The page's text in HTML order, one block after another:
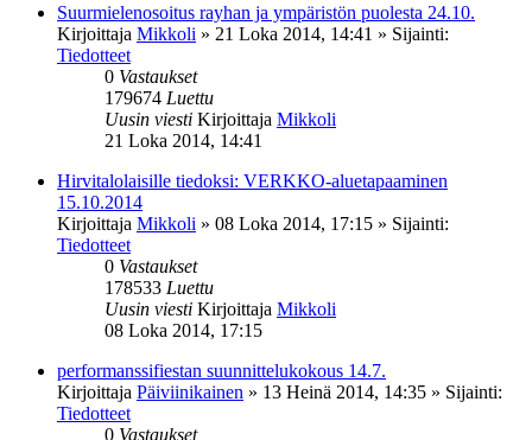
Suurmielenosoitus rayhan ja ympäristön puolesta 24.10.
Kirjoittaja Mikkoli » 21 Loka 2014, 14:41 » Sijainti:
Tiedotteet
0 Vastaukset
179674 Luettu
Uusin viesti Kirjoittaja Mikkoli
21 Loka 2014, 14:41
Hirvitalolaisille tiedoksi: VERKKO-aluetapaaminen
15.10.2014
Kirjoittaja Mikkoli » 08 Loka 2014, 17:15 » Sijainti:
Tiedotteet
0 Vastaukset
178533 Luettu
Uusin viesti Kirjoittaja Mikkoli
08 Loka 2014, 17:15
performanssifiestan suunnittelukokous 14.7.
Kirjoittaja Päiviinikainen » 13 Heinä 2014, 14:35 » Sijainti:
Tiedotteet
0 Vastaukset